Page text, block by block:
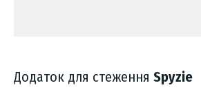
Додаток для стеження Spyzie